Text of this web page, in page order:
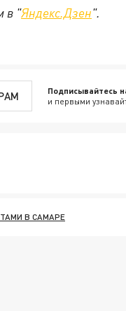
в "Яндекс.Дзен".
Подписывайтесь
и первыми
В САМАРЕ